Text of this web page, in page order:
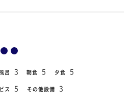
風呂 3 朝食 5 夕食 5
ス 5 その他設備 3